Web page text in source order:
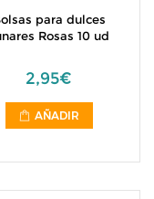
para dulces
Rosas 10 ud
2,95€
AÑADIR